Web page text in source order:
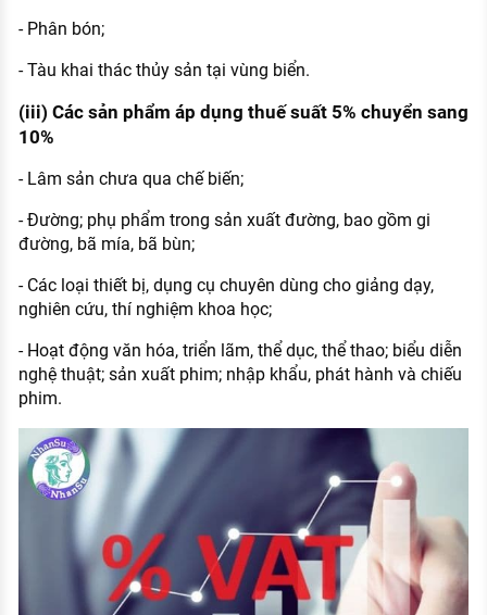
- Phân bón;
- Tàu khai thác thủy sản tại vùng biển.
(iii) Các sản phẩm áp dụng thuế suất 5% chuyển sang
10%
- Lâm sản chưa qua chế biến;
- Đường; phụ phẩm trong sản xuất đường, bao gồm gi
đường, bã mía, bã bùn;
- Các loại thiết bị, dụng cụ chuyên dùng cho giảng dạy,
nghiên cứu, thí nghiệm khoa học;
- Hoạt động văn hóa, triển lãm, thể dục, thể thao; biểu diễn
nghệ thuật; sản xuất phim; nhập khẩu, phát hành và chiếu
phim.